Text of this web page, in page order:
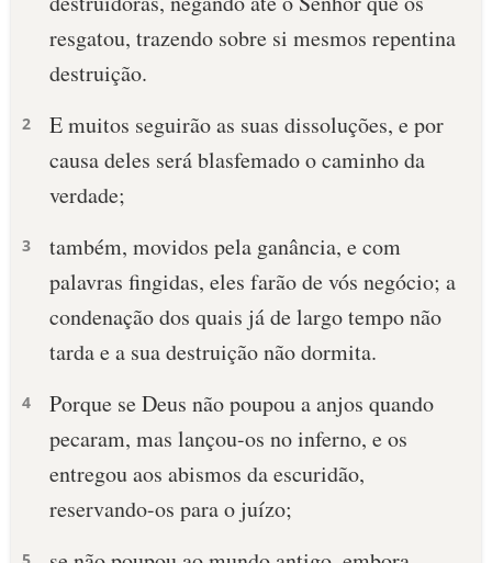
resgatou, trazendo sobre si mesmos repentina
destruição.
2
E muitos seguirão as suas dissoluções, e por
causa deles será blasfemado o caminho da
verdade;
3
também, movidos pela ganância, e com
palavras fingidas, eles farão de vós negócio; a
condenação dos quais já de largo tempo não
tarda e a sua destruição não dormita.
4
Porque se Deus não poupou a anjos quando
pecaram, mas lançou-os no inferno, e os
entregou aos abismos da escuridão,
reservando-os para o juízo;